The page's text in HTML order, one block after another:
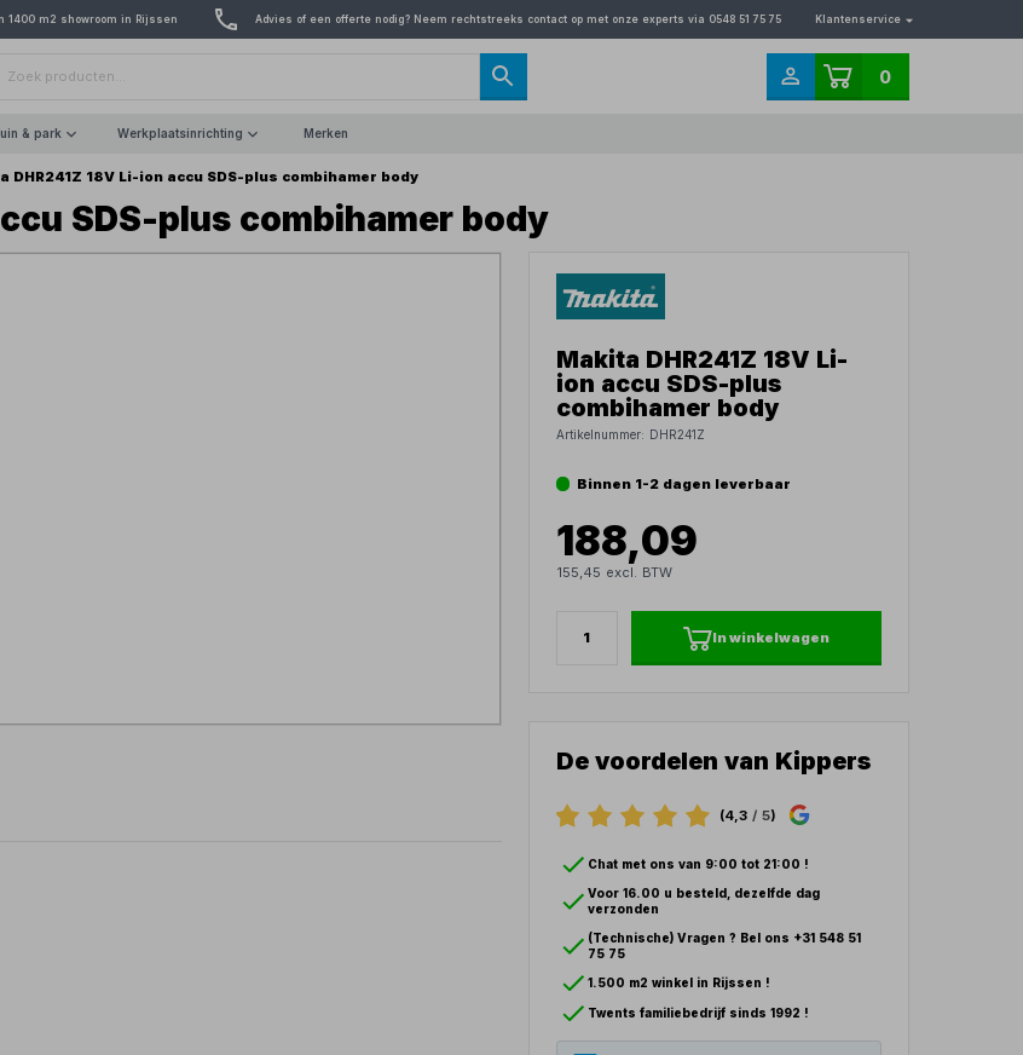
1400 m2 showroom in Rijssen Advies of een offerte nodig? Neem rechtstreeks contact op met onze experts via 0548 51 75 75 Klantenservice
0
& park Werkplaatsinrichting Merken
DHR241Z 18V Li-ion accu SDS-plus combihamer body
SDS-plus combihamer body
Makita DHR241Z 18V Li-
ion accu SDS-plus
combihamer body
Artikelnummer: DHR241Z
Binnen 1-2 dagen leverbaar
188,09
155,45 excl. BTW
In winkelwagen
De voordelen van Kippers
(4,3 / 5)
Chat met ons van 9:00 tot 21:00 !
Voor 16.00 u besteld, dezelfde dag
verzonden
(Technische) Vragen ? Bel ons +31 548 51
75 75
1.500 m2 winkel in Rijssen !
Twents familiebedrijf sinds 1992 !